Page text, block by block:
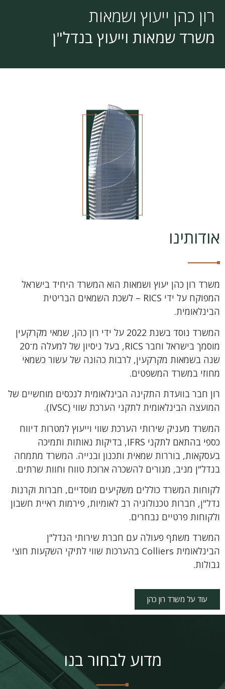
רון כהן ייעוץ ושמאות
משרד שמאות וייעוץ בנדל"ן
אודותינו
משרד רון כהן יעוץ ושמאות הוא המשרד היחיד בישראל
המפוקח על ידי RICS – לשכת השמאים הבריטית
הבינלאומית.
המשרד נוסד בשנת 2022 על ידי רון כהן, שמאי מקרקעין
מוסמך בישראל וחבר RICS, בעל ניסיון של למעלה מ־20
שנה בשמאות מקרקעין, לרבות כהונה של עשור כשמאי
מחוזי במשרד המשפטים.
רון חבר בוועדת התקינה הבינלאומית לנכסים מוחשיים של
המועצה הבינלאומית לתקני הערכת שווי (IVSC).
המשרד מעניק שירותי הערכת שווי וייעוץ למטרות דיווח
כספי בהתאם לתקני IFRS, בדיקות נאותות ותמיכה
בעסקאות, בוררות שמאית ותכנון ובנייה. המשרד מתמחה
בנדל"ן מניב, מגורים להשכרה ארוכת טווח וחוות שרתים.
לקוחות המשרד כוללים משקיעים מוסדיים, חברות וקרנות
נדל"ן, חברות טכנולוגיה רב לאומיות, פירמות ראיית חשבון
ולקוחות פרטיים נבחרים.
המשרד משתף פעולה עם חברת שירותי הנדל"ן
הבינלאומית Colliers בהערכות שווי לתיקי השקעות חוצי
גבולות.
עוד על משרד רון כהן
מדוע לבחור בנו